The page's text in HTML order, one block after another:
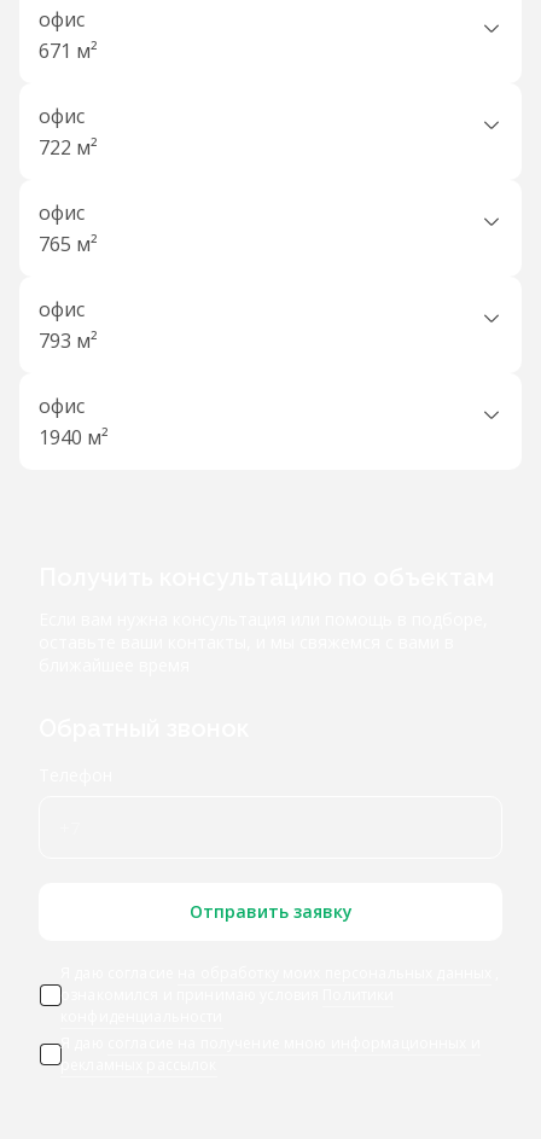
офис
671 м²
офис
722 м²
офис
765 м²
офис
793 м²
офис
1940 м²
Отправить заявку
ознакомился и принимаю условия
Я даю
рекламных рассылок